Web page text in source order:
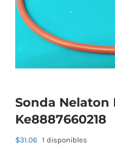
Sonda Nelaton
Ke8887660218
$31.06 1 disponibles